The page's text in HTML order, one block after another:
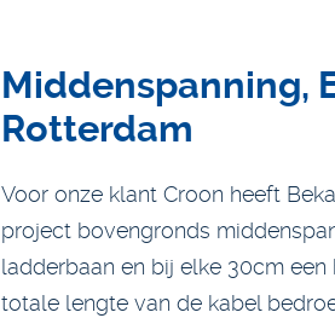
Middenspanning,
Rotterdam
Voor onze klant Croon heeft
project bovengronds
ladderbaan en bij elke 30cm
totale lengte van de kabel